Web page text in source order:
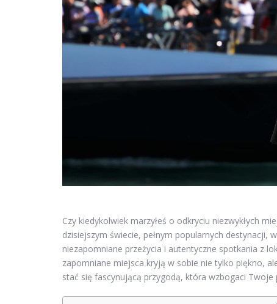
Czy kiedykolwiek marzyłeś o odkryciu niezwykłych
dzisiejszym świecie, pełnym popularnych
niezapomniane przeżycia i autentyczne spotkania z
zapomniane miejsca kryją w sobie nie tylko piękno,
stać się fascynującą przygodą, która wzbogaci Twoje